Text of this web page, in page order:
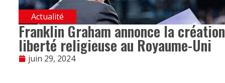
Actualité
Franklin Graham annonce la
liberté religieuse au Royaume-Uni
juin 29, 2024